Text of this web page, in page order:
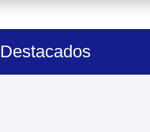
Destacados